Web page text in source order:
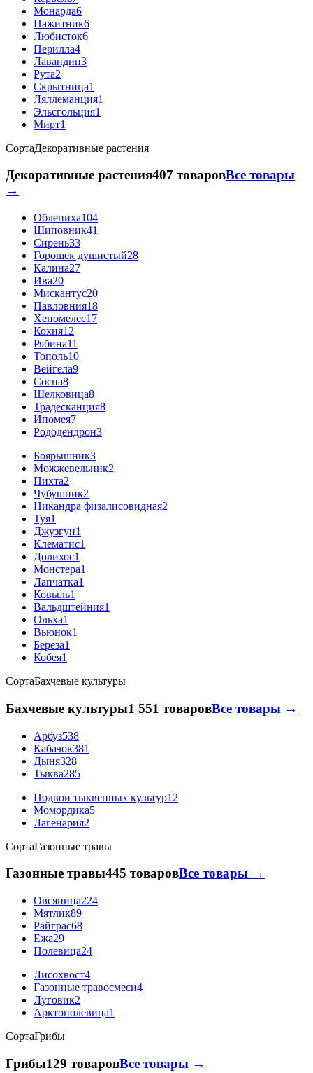
Монарда6
Пажитник6
Любисток6
Перилла4
Лавандин3
Рута2
Скрытница1
Ляллеманция1
Эльсгольция1
Мирт1
СортаДекоративные растения
Декоративные растения407 товаровВсе товары
→
Облепиха104
Шиповник41
Сирень33
Горошек душистый28
Калина27
Ива20
Мискантус20
Павловния18
Хеномелес17
Кохия12
Рябина11
Тополь10
Вейгела9
Сосна8
Шелковица8
Традесканция8
Ипомея7
Рододендрон3
Боярышник3
Можжевельник2
Пихта2
Чубушник2
Никандра физалисовидная2
Туя1
Джузгун1
Клематис1
Долихос1
Монстера1
Лапчатка1
Ковыль1
Вальдштейния1
Ольха1
Вьюнок1
Береза1
Кобея1
СортаБахчевые культуры
Бахчевые культуры1 551 товаровВсе товары →
Арбуз538
Кабачок381
Дыня328
Тыква285
Подвои тыквенных культур12
Момордика5
Лагенария2
СортаГазонные травы
Газонные травы445 товаровВсе товары →
Овсяница224
Мятлик89
Райграс68
Ежа29
Полевица24
Лисохвост4
Газонные травосмеси4
Луговик2
Арктополевица1
СортаГрибы
Грибы129 товаровВсе товары →